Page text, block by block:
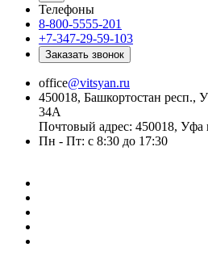
Телефоны
8-800-5555-201
+7-347-29-59-103
Заказать звонок
office@vitsyan.ru
450018, Башкортостан респ.,
34А
Почтовый адрес: 450018, Уфа
Пн - Пт: с 8:30 до 17:30